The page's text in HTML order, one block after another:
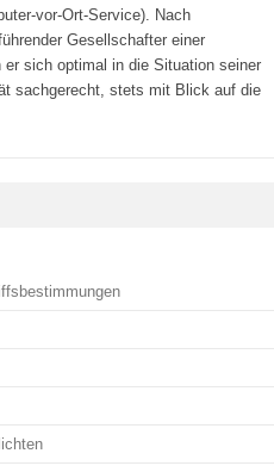
vor-Ort-Service). Nach
Gesellschafter einer
er sich optimal in die Situation seiner
sachgerecht, stets mit Blick auf die